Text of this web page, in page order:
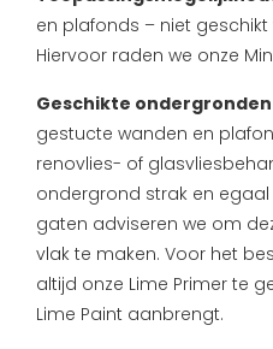
en plafonds – niet
Hiervoor raden we onze
Geschikte ondergronden
gestucte wanden en
renovlies- of
ondergrond strak en
gaten adviseren we om
vlak te maken. Voor het
altijd onze Lime Primer te
Lime Paint aanbrengt.